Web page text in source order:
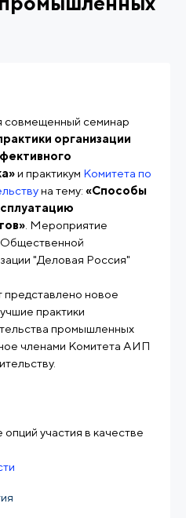
совмещенный семинар
организации
и практикум Комитета по
на тему: «Способы
. Мероприятие
"Деловая Россия"
представлено новое
практики
промышленных
членами Комитета АИП
участия в качестве